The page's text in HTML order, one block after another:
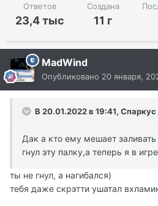
Ответов
23,4 тыс
Создана
11 г
MadWind
Опубликовано 20 января,
В 20.01.2022 в 19:41, Спаркус
Дак а кто ему мешает
гнул эту палку,а теперь я в
ты не гнул, а нагибался)
тебя даже скрэтти ушатал